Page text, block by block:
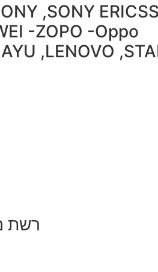
,SONY
-ZOPO -Oppo
,LENOVO
רשת